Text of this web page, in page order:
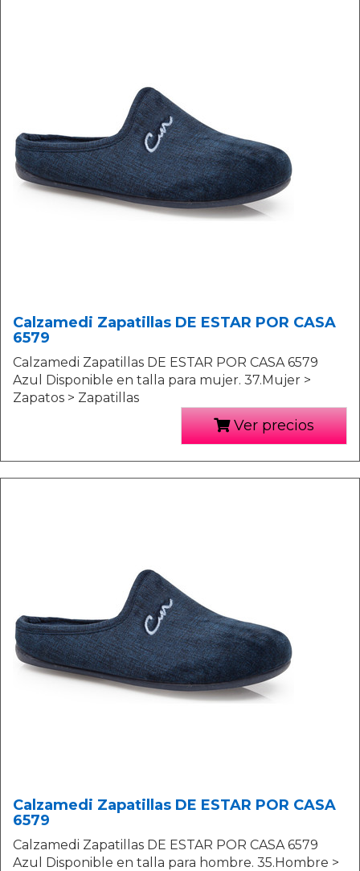
Calzamedi Zapatillas DE ESTAR POR CASA
6579
Calzamedi Zapatillas DE ESTAR POR CASA 6579
Azul Disponible en talla para mujer. 37.Mujer >
Zapatos > Zapatillas
Ver precios
Calzamedi Zapatillas DE ESTAR POR CASA
6579
Calzamedi Zapatillas DE ESTAR POR CASA 6579
Azul Disponible en talla para hombre. 35.Hombre >